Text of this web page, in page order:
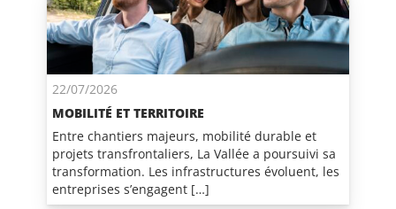
22/07/2026
MOBILITÉ ET TERRITOIRE
Entre chantiers majeurs, mobilité durable et
projets transfrontaliers, La Vallée a poursuivi sa
transformation. Les infrastructures évoluent, les
entreprises s’engagent […]